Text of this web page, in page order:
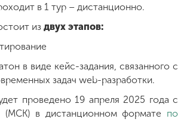
в 1 тур – дистанционно.
из двух этапов:
в виде кейс-задания, связанного с
задач web-разработки.
проведено 19 апреля 2025 года с
в дистанционном формате по